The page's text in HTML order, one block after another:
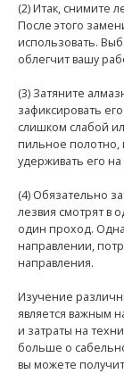
(2) Итак, снимите
После этого
использовать.
облегчит вашу
(3) Затяните
зафиксировать
слишком слабой
пильное полотно,
удерживать его на
(4) Обязательно
лезвия смотрят в
один проход.
направлении,
направления.
Изучение
является важным
и затраты на
больше о
вы можете